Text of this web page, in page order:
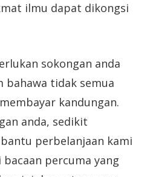
ilmu dapat dikongsi
sokongan anda
bahawa tidak semua
kandungan.
anda, sedikit
perbelanjaan kami
percuma yang